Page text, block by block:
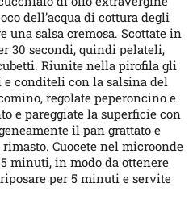
dell’acqua di cottura degli
una salsa cremosa. Scottate in
30 secondi, quindi pelateli,
Riunite nella pirofila gli
e conditeli con la salsina del
regolate peperoncino e
e pareggiate la superficie con
il pan grattato e
Cuocete nel microonde
minuti, in modo da ottenere
per 5 minuti e servite